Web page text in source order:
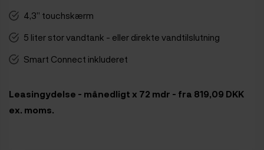
4,3” touchskærm
5 liter stor vandtank - eller direkte vandtilslutning
Smart Connect inkluderet
Leasingydelse - månedligt x 72 mdr - fra 819,09 DKK
ex. moms.